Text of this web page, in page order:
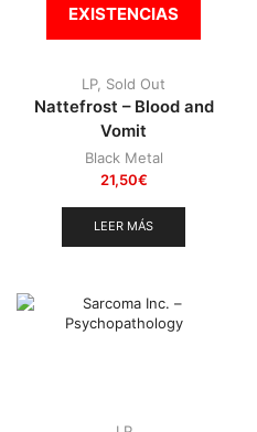
EXISTENCIAS
LP, Sold Out
Nattefrost – Blood and
Vomit
Black Metal
21,50€
LEER MÁS